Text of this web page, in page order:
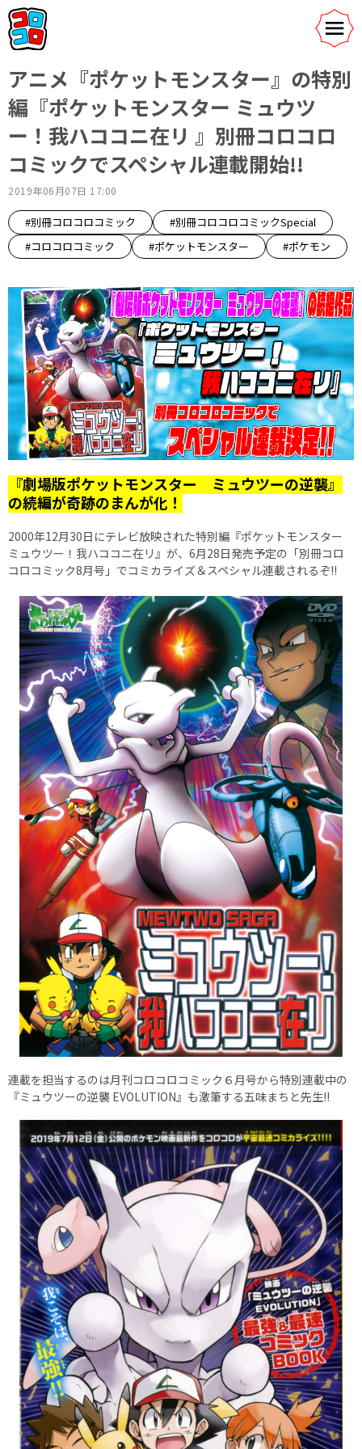
アニメ『ポケットモンスター』の特別
編『ポケットモンスター ミュウツ
ー！我ハココニ在リ 』別冊コロコロ
コミックでスペシャル連載開始!!
2019年06月07日 17:00
#別冊コロコロコミック
#別冊コロコロコミックSpecial
#コロコロコミック
#ポケットモンスター #ポケモン
『劇場版ポケットモンスター ミュウツーの逆襲』
の続編が奇跡のまんが化！
2000年12月30日にテレビ放映された特別編『ポケットモンスター
ミュウツー！我ハココニ在リ』が、6月28日発売予定の「別冊コロ
コロコミック8月号」でコミカライズ＆スペシャル連載されるぞ!!
連載を担当するのは月刊コロコロコミック６月号から特別連載中の
『ミュウツーの逆襲 EVOLUTION』も激筆する五味まちと先生!!